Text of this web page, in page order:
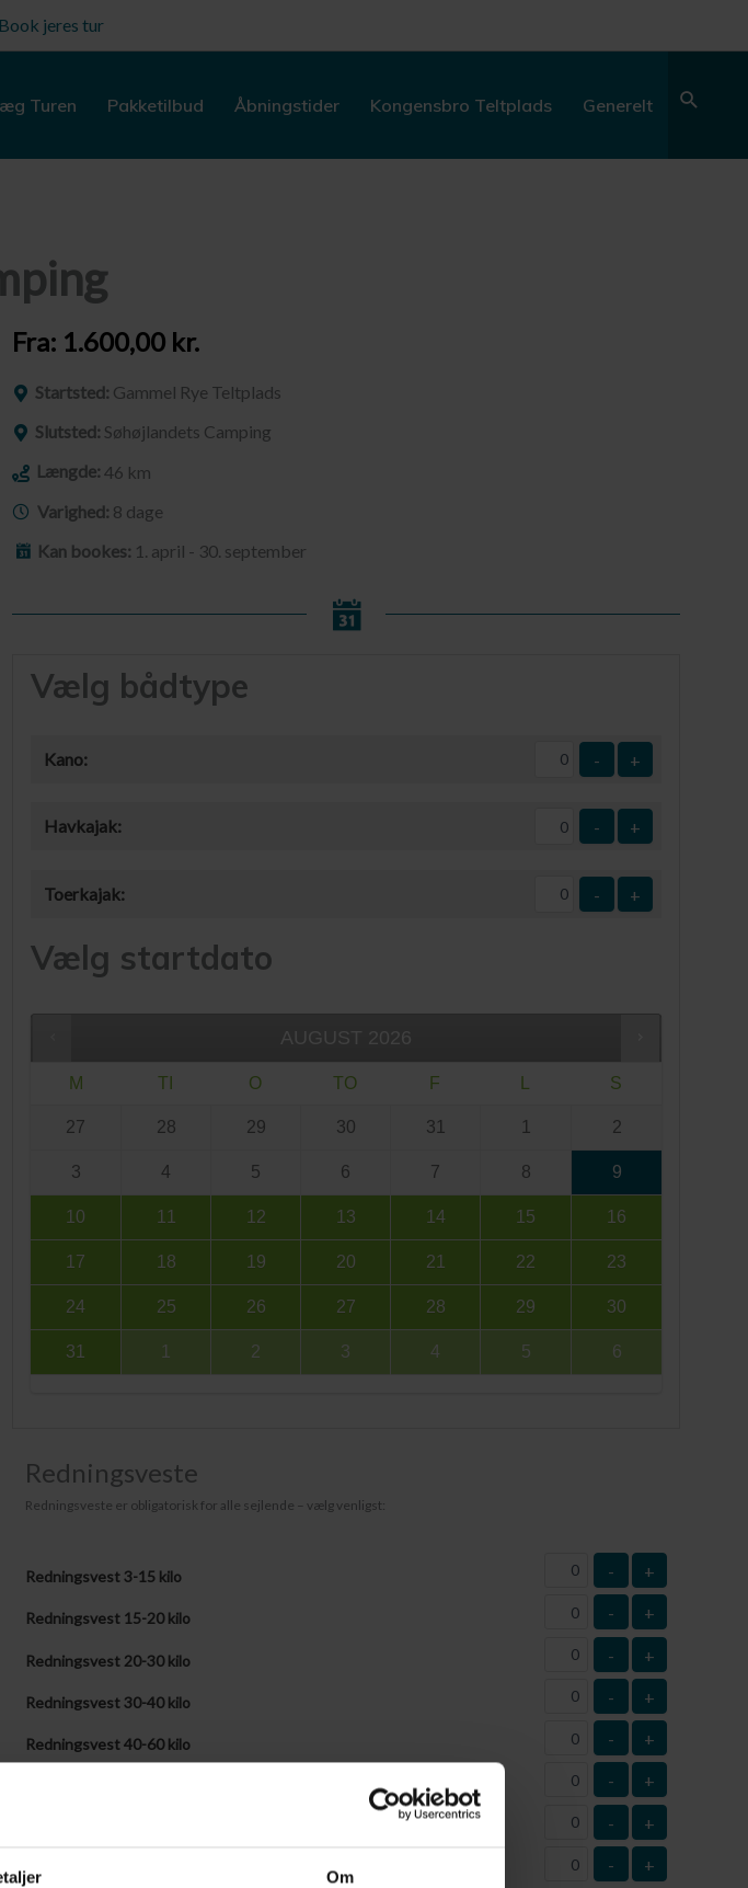
Om
Book jeres tur
Turen Pakketilbud Åbningstider Kongensbro Teltplads Generelt
Fra: 1.600,00 kr.
Startsted: Gammel Rye Teltplads
Slutsted: Søhøjlandets Camping
Længde: 46 km
Varighed: 8 dage
Kan bookes: 1. april - 30. september
Vælg bådtype
Kano: - +
Havkajak: - +
Toerkajak: - +
Vælg startdato
AUGUST 2026
M TI O TO F S
27 28 29 30 31 1 2
3 4 5 6 7 8 9
10 11 12 13 14 15 16
17 18 19 20 21 22 23
24 25 26 27 28 29 30
31 1 2 3 4 5 6
Redningsveste
Redningsveste er obligatorisk for alle sejlende – vælg venligst:
Redningsvest 3-15 kilo - +
Redningsvest 15-20 kilo - +
Redningsvest 20-30 kilo - +
Redningsvest 30-40 kilo - +
Redningsvest 40-60 kilo - +
- +
- +
Medbringer selv følgende antal veste - +